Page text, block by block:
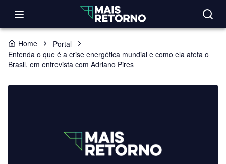
Home
Portal
Entenda o que é a crise energética mundial e como ela afeta o
Brasil, em entrevista com Adriano Pires